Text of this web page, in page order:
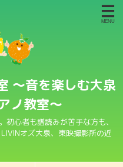
〜音を楽しむ大泉
ノ教室〜
心者も譜読みが苦手な方も、
オズ大泉、東映撮影所の近